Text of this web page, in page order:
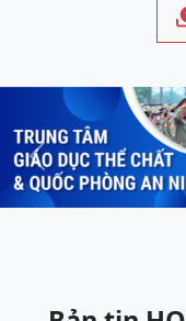
Previous